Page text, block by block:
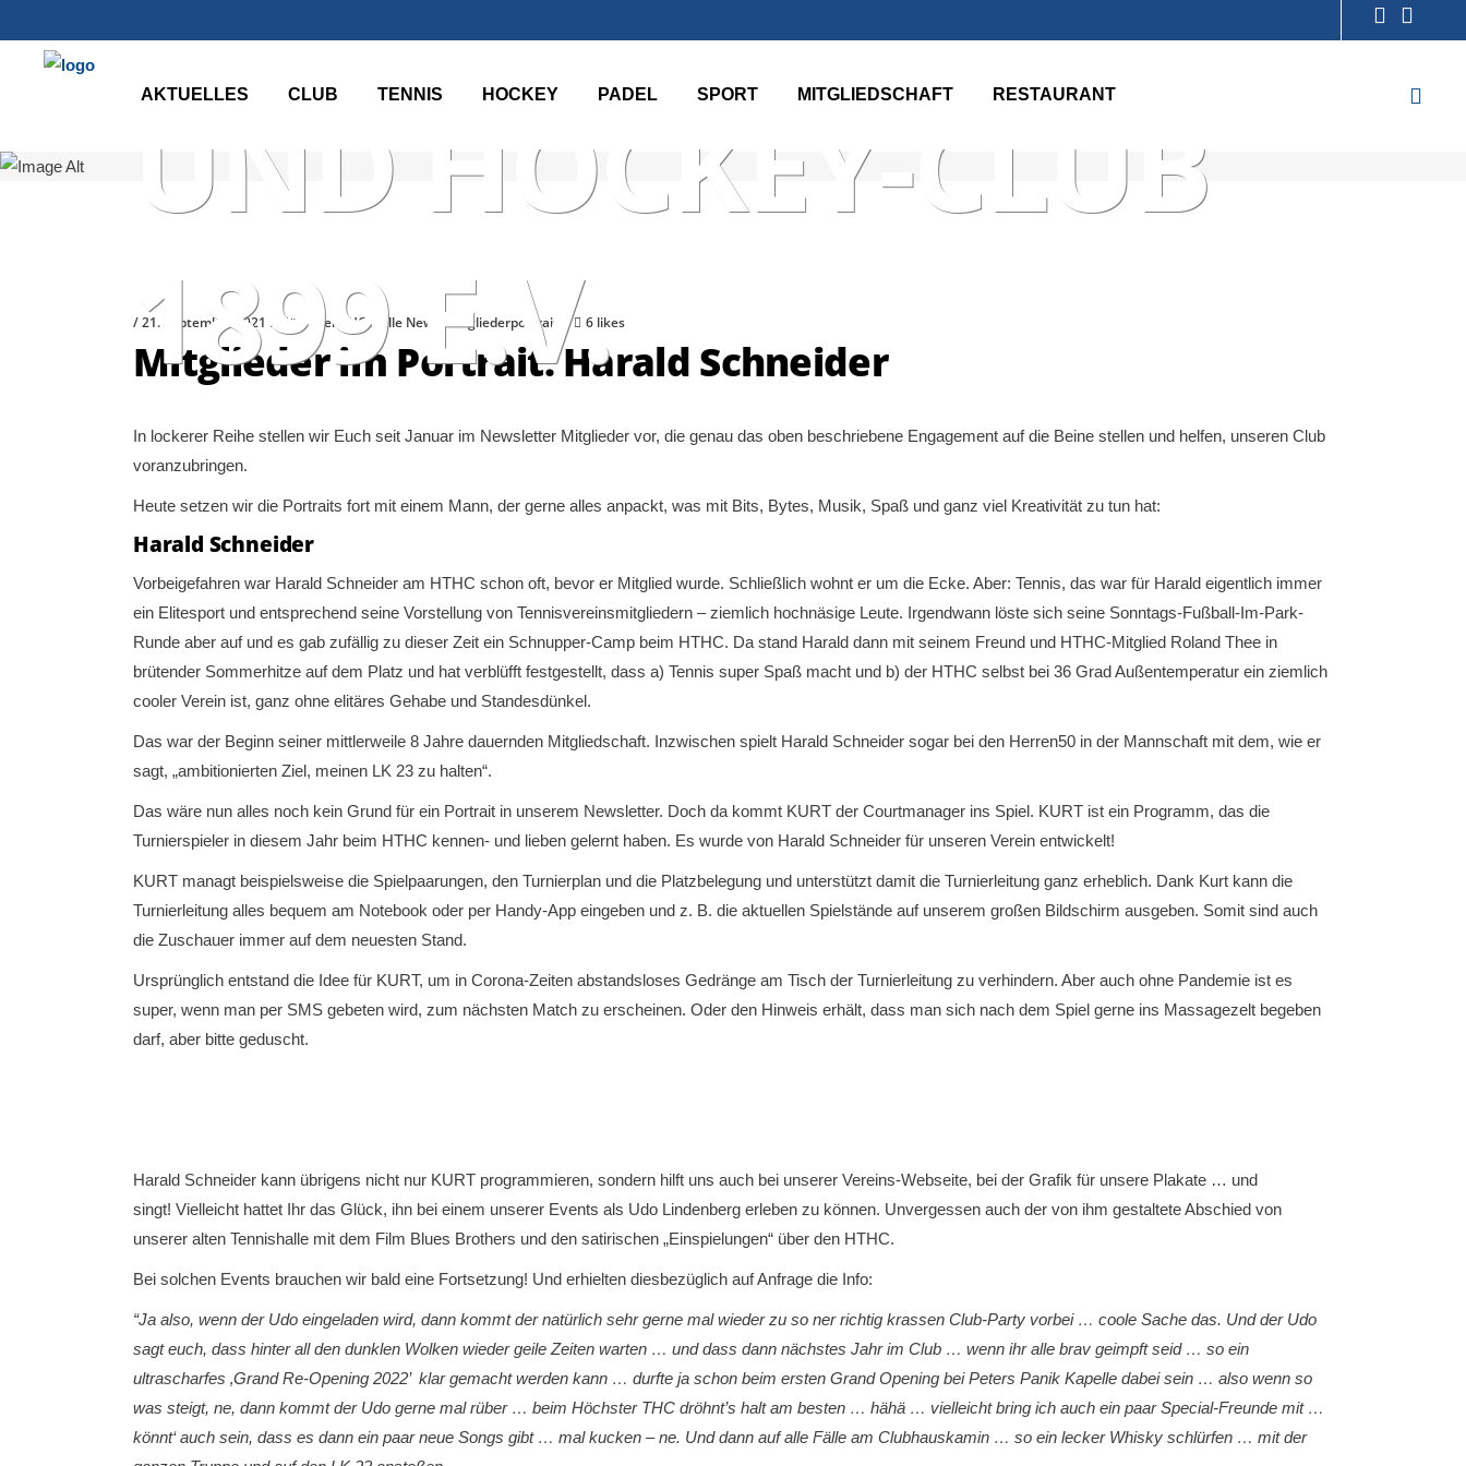
AKTUELLES CLUB TENNIS HOCKEY PADEL SPORT MITGLIEDSCHAFT RESTAURANT
UND HOCKEY-CLUB
1899 E.V.
21. September 2021 Höchster THC Alle News ,Mitgliederportrait 6 likes
Mitglieder im Portrait: Harald Schneider
In lockerer Reihe stellen wir Euch seit Januar im Newsletter Mitglieder vor, die genau das oben beschriebene Engagement auf die Beine stellen und helfen, unseren Club
voranzubringen.
Heute setzen wir die Portraits fort mit einem Mann, der gerne alles anpackt, was mit Bits, Bytes, Musik, Spaß und ganz viel Kreativität zu tun hat:
Harald Schneider
Vorbeigefahren war Harald Schneider am HTHC schon oft, bevor er Mitglied wurde. Schließlich wohnt er um die Ecke. Aber: Tennis, das war für Harald eigentlich immer
ein Elitesport und entsprechend seine Vorstellung von Tennisvereinsmitgliedern – ziemlich hochnäsige Leute. Irgendwann löste sich seine Sonntags-Fußball-Im-Park-
Runde aber auf und es gab zufällig zu dieser Zeit ein Schnupper-Camp beim HTHC. Da stand Harald dann mit seinem Freund und HTHC-Mitglied Roland Thee in
brütender Sommerhitze auf dem Platz und hat verblüfft festgestellt, dass a) Tennis super Spaß macht und b) der HTHC selbst bei 36 Grad Außentemperatur ein ziemlich
cooler Verein ist, ganz ohne elitäres Gehabe und Standesdünkel.
Das war der Beginn seiner mittlerweile 8 Jahre dauernden Mitgliedschaft. Inzwischen spielt Harald Schneider sogar bei den Herren50 in der Mannschaft mit dem, wie er
sagt, „ambitionierten Ziel, meinen LK 23 zu halten“.
Das wäre nun alles noch kein Grund für ein Portrait in unserem Newsletter. Doch da kommt KURT der Courtmanager ins Spiel. KURT ist ein Programm, das die
Turnierspieler in diesem Jahr beim HTHC kennen- und lieben gelernt haben. Es wurde von Harald Schneider für unseren Verein entwickelt!
KURT managt beispielsweise die Spielpaarungen, den Turnierplan und die Platzbelegung und unterstützt damit die Turnierleitung ganz erheblich. Dank Kurt kann die
Turnierleitung alles bequem am Notebook oder per Handy-App eingeben und z. B. die aktuellen Spielstände auf unserem großen Bildschirm ausgeben. Somit sind auch
die Zuschauer immer auf dem neuesten Stand.
Ursprünglich entstand die Idee für KURT, um in Corona-Zeiten abstandsloses Gedränge am Tisch der Turnierleitung zu verhindern. Aber auch ohne Pandemie ist es
super, wenn man per SMS gebeten wird, zum nächsten Match zu erscheinen. Oder den Hinweis erhält, dass man sich nach dem Spiel gerne ins Massagezelt begeben
darf, aber bitte geduscht.
Harald Schneider kann übrigens nicht nur KURT programmieren, sondern hilft uns auch bei unserer Vereins-Webseite, bei der Grafik für unsere Plakate … und
singt! Vielleicht hattet Ihr das Glück, ihn bei einem unserer Events als Udo Lindenberg erleben zu können. Unvergessen auch der von ihm gestaltete Abschied von
unserer alten Tennishalle mit dem Film Blues Brothers und den satirischen „Einspielungen“ über den HTHC.
Bei solchen Events brauchen wir bald eine Fortsetzung! Und erhielten diesbezüglich auf Anfrage die Info:
“Ja also, wenn der Udo eingeladen wird, dann kommt der natürlich sehr gerne mal wieder zu so ner richtig krassen Club-Party vorbei … coole Sache das. Und der Udo
sagt euch, dass hinter all den dunklen Wolken wieder geile Zeiten warten … und dass dann nächstes Jahr im Club … wenn ihr alle brav geimpft seid … so ein
ultrascharfes ‚Grand Re-Opening 2022’ klar gemacht werden kann … durfte ja schon beim ersten Grand Opening bei Peters Panik Kapelle dabei sein … also wenn so
was steigt, ne, dann kommt der Udo gerne mal rüber … beim Höchster THC dröhnt’s halt am besten … hähä … vielleicht bring ich auch ein paar Special-Freunde mit …
könnt‘ auch sein, dass es dann ein paar neue Songs gibt … mal kucken – ne. Und dann auf alle Fälle am Clubhauskamin … so ein lecker Whisky schlürfen … mit der